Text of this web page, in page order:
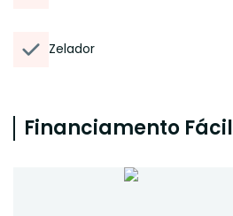
Zelador
Financiamento Fácil